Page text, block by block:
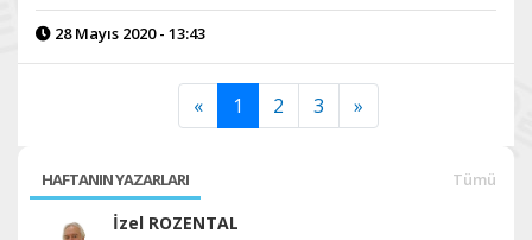
28 Mayıs 2020 - 13:43
« 1 2 3 »
HAFTANIN YAZARLARI Tümü
İzel ROZENTAL